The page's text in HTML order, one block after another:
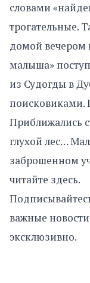
словами
трогательные.
домой вечером
малыша»
из Судогды в
поисковиками.
Приближались
глухой лес…
заброшенном
читайте здесь.
важные
эксклюзивно.